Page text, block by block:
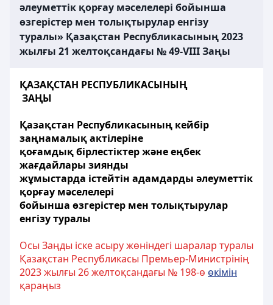
әлеуметтік қорғау мәселелері бойынша
өзгерістер мен толықтырулар енгізу
туралы» Қазақстан Республикасының 2023
жылғы 21 желтоқсандағы № 49-VIII Заңы
ҚАЗАҚСТАН РЕСПУБЛИКАСЫНЫҢ
ЗАҢЫ
Қазақстан Республикасының кейбір
заңнамалық актілеріне
қоғамдық бірлестіктер және еңбек
жағдайлары зиянды
жұмыстарда істейтін адамдарды әлеуметтік
қорғау мәселелері
бойынша өзгерістер мен толықтырулар
енгізу туралы
Осы Заңды іске асыру жөніндегі шаралар туралы
Қазақстан Республикасы Премьер-Министрінің
2023 жылғы 26 желтоқсандағы № 198-ө өкімін
қараңыз